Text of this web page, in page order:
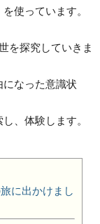
使っています。
を探究していきま
なった意識状
、体験します。
に出かけまし